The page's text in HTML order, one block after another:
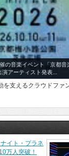
の音楽イベント「京都音
演アーティスト発表...
を支えるクラウドファ
イト・プラネ
万人突破！